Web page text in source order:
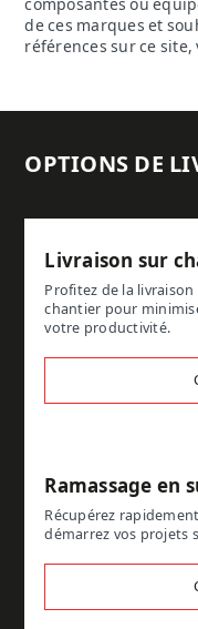
composantes ou
de ces marques et
références sur ce
OPTIONS DE
Livraison sur
Profitez de la
chantier pour
votre productivité.
Ramassage en
Récupérez
démarrez vos projets